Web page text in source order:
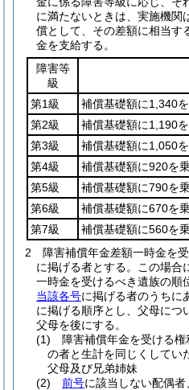
に満たないときは、実施機関
償として、その差額に相当す
金を支給する。
障害等
級
第1級
補償基礎額に1,340
第2級
補償基礎額に1,190
第3級
補償基礎額に1,050
第4級
補償基礎額に920を
第5級
補償基礎額に790を
第6級
補償基礎額に670を
第7級
補償基礎額に560を
2
障害補償年金差額一時金を
に掲げる者とする。
この場合
一時金を受けるべき遺族の順
当該各号に掲げる者のうちに
に掲げる順序とし、父母につ
父母を後にする。
(1)
障害補償年金を受ける
の者と生計を同じくしてい
父母及び兄弟姉妹
(2)
前号に該当しない配偶